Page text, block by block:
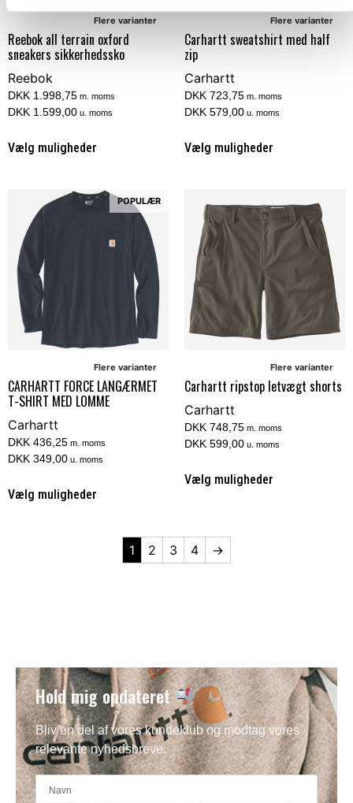
Flere varianter
Reebok all terrain oxford
sneakers sikkerhedssko
Reebok
DKK 1.998,75 m. moms
DKK 1.599,00 u. moms
Vælg muligheder
Flere varianter
Carhartt sweatshirt med half
zip
Carhartt
DKK 723,75 m. moms
DKK 579,00 u. moms
Vælg muligheder
POPULÆR
Flere varianter
CARHARTT FORCE LANGÆRMET
T-SHIRT MED LOMME
Carhartt
DKK 436,25 m. moms
DKK 349,00 u. moms
Vælg muligheder
Flere varianter
Carhartt ripstop letvægt shorts
Carhartt
DKK 748,75 m. moms
DKK 599,00 u. moms
Vælg muligheder
1 2 3 4 →
Hold mig opdateret
Bliv en del af vores kundeklub og modtag vores
relevante nyhedsbreve.